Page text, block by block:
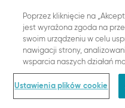
Poprzez kliknięcie na
jest wyrażona zgoda na
swoim urządzeniu w celu
nawigacji strony,
wsparcia naszych działań
Ustawienia plików cookie